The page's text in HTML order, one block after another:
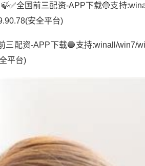
全国前三配资-APP下载🔵支持
安全平台)
三配资-APP下载🔵支持:winall/win7/
平台)